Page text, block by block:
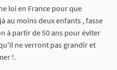
loi en France pour que
au moins deux enfants , fasse
à partir de 50 ans pour éviter
ne verront pas grandir et
!.